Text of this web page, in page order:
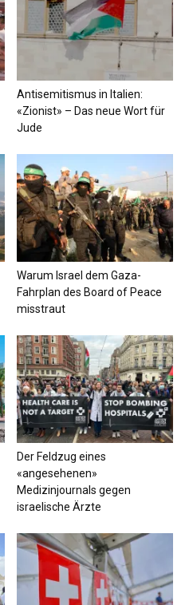
Antisemitismus in Italien:
«Zionist» – Das neue Wort für
Jude
Warum Israel dem Gaza-
Fahrplan des Board of Peace
misstraut
Der Feldzug eines
«angesehenen»
Medizinjournals gegen
israelische Ärzte